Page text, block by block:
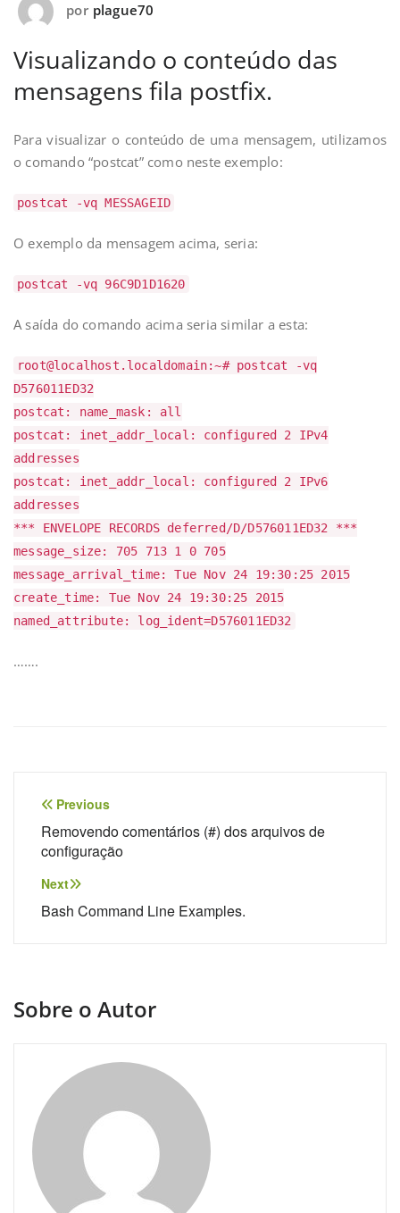
por plague70
Visualizando o conteúdo das
mensagens fila postfix.
Para visualizar o conteúdo de uma mensagem, utilizamos
o comando “postcat” como neste exemplo:
postcat -vq MESSAGEID
O exemplo da mensagem acima, seria:
postcat -vq 96C9D1D1620
A saída do comando acima seria similar a esta:
root@localhost.localdomain:~# postcat -vq
D576011ED32
postcat: name_mask: all
postcat: inet_addr_local: configured 2 IPv4
addresses
postcat: inet_addr_local: configured 2 IPv6
addresses
*** ENVELOPE RECORDS deferred/D/D576011ED32 ***
message_size: 705 713 1 0 705
message_arrival_time: Tue Nov 24 19:30:25 2015
create_time: Tue Nov 24 19:30:25 2015
named_attribute: log_ident=D576011ED32
…….
Navegação
de
Post
Previous
Removendo comentários (#) dos arquivos de
configuração
Next
Bash Command Line Examples.
Sobre o Autor